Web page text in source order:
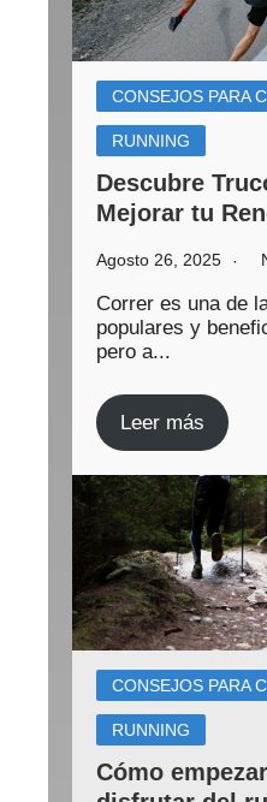
CONSEJOS PARA
RUNNING
Descubre
Mejorar tu
Agosto 26, 2025
Correr es una de
populares y
pero a...
Leer más
CONSEJOS PARA
RUNNING
Cómo